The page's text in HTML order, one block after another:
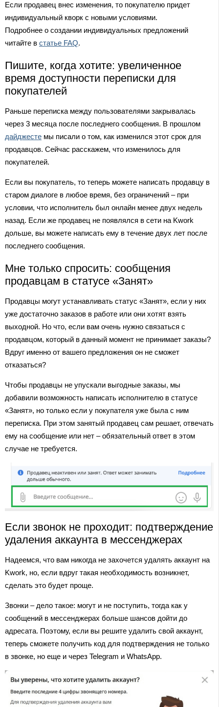
Если продавец внес изменения, то покупателю придет
индивидуальный кворк с новыми условиями.
Подробнее о создании индивидуальных предложений
читайте в статье FAQ.
Пишите, когда хотите: увеличенное
время доступности переписки для
покупателей
Раньше переписка между пользователями закрывалась
через 3 месяца после последнего сообщения. В прошлом
дайджесте мы писали о том, как изменился этот срок для
продавцов. Сейчас расскажем, что изменилось для
покупателей.
Если вы покупатель, то теперь можете написать продавцу в
старом диалоге в любое время, без ограничений – при
условии, что исполнитель был онлайн менее двух недель
назад. Если же продавец не появлялся в сети на Kwork
дольше, вы можете написать ему в течение двух лет после
последнего сообщения.
Мне только спросить: сообщения
продавцам в статусе «Занят»
Продавцы могут устанавливать статус «Занят», если у них
уже достаточно заказов в работе или они хотят взять
выходной. Но что, если вам очень нужно связаться с
продавцом, который в данный момент не принимает заказы?
Вдруг именно от вашего предложения он не сможет
отказаться?
Чтобы продавцы не упускали выгодные заказы, мы
добавили возможность написать исполнителю в статусе
«Занят», но только если у покупателя уже была с ним
переписка. При этом занятый продавец сам решает, отвечать
ему на сообщение или нет – обязательный ответ в этом
случае не требуется.
Если звонок не проходит: подтверждение
удаления аккаунта в мессенджерах
Надеемся, что вам никогда не захочется удалять аккаунт на
Kwork, но, если вдруг такая необходимость возникнет,
сделать это будет проще.
Звонки – дело такое: могут и не поступить, тогда как у
сообщений в мессенджерах больше шансов дойти до
адресата. Поэтому, если вы решите удалить свой аккаунт,
теперь сможете получить код для подтверждения не только
в звонке, но еще и через Telegram и WhatsApp.